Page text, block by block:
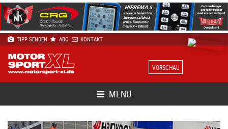
TIPP SENDEN ABO KONTAKT
VORSCHAU
MENÜ